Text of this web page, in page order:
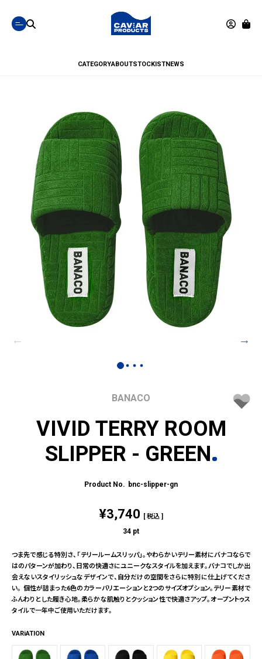
CATEGORYABOUTSTOCKISTNEWS
BANACO
VIVID TERRY ROOM
SLIPPER - GREEN
bnc-slipper-gn
¥3,740 税込
34 pt
つま先で感じる特別さ、「テリールームスリッパ」。やわらかいテリー素材にバナコならで
はのパターンが加わり、日常の快適さにユニークなスタイルを加えます。バナコでしか出
会えないスタイリッシュなデザインで、自分だけの空間をさらに特別に仕上げてくださ
い。 個性が詰まった6色のカラーバリエーションと2つのサイズオプション。テリー素材で
ふんわりとした履き心地。柔らかな肌触りとクッション性で快適さアップ。オープントゥス
タイルで一年中ご使用いただけます。
VARiATION